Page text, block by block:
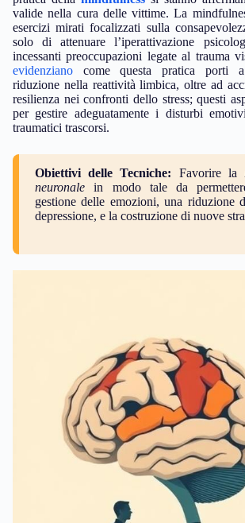
valide nella cura delle vittime. La
esercizi mirati focalizzati sulla
solo di attenuare l’iperattivazione
incessanti preoccupazioni legate al trauma
evidenziano come questa pratica porti
riduzione nella reattività limbica, oltre ad
resilienza nei confronti dello stress; questi
per gestire adeguatamente i disturbi
traumatici trascorsi.
Obiettivi delle Tecniche: Favorire la
neuronale in modo tale da
gestione delle emozioni, una riduzione
depressione, e la costruzione di nuove